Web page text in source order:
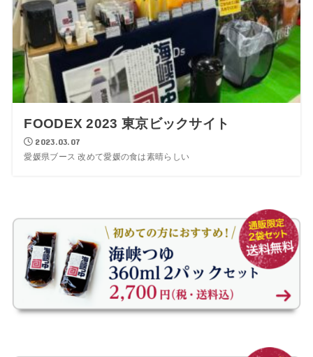
FOODEX 2023 東京ビックサイト
2023.03.07
愛媛県ブース 改めて愛媛の食は素晴らしい